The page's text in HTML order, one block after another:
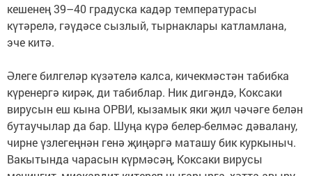
кешенең 39–40 градуска кадәр температурасы
күтәрелә, гәүдәсе сызлый, тырнаклары катламлана,
эче китә.
Әлеге билгеләр күзәтелә калса, кичекмәстән табибка
күренергә кирәк, ди табиблар. Ник дигәндә, Коксаки
вирусын еш кына ОРВИ, кызамык яки җил чәчәге белән
бутаучылар да бар. Шуңа күрә белер-белмәс дәвалану,
чирне үзлегеңнән генә җиңәргә маташу бик куркыныч.
Вакытында чарасын күрмәсәң, Коксаки вирусы